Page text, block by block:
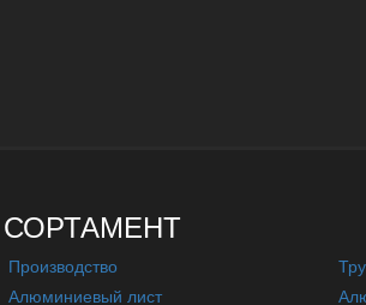
СОРТАМЕНТ
Производство
Алюминиевый лист